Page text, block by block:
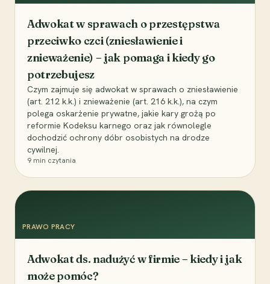
Adwokat w sprawach o przestępstwa
przeciwko czci (zniesławienie i
znieważenie) – jak pomaga i kiedy go
potrzebujesz
Czym zajmuje się adwokat w sprawach o zniesławienie
(art. 212 k.k.) i znieważenie (art. 216 k.k.), na czym
polega oskarżenie prywatne, jakie kary grożą po
reformie Kodeksu karnego oraz jak równolegle
dochodzić ochrony dóbr osobistych na drodze
cywilnej.
9 min czytania
PRAWO PRACY
Adwokat ds. nadużyć w firmie – kiedy i jak
może pomóc?